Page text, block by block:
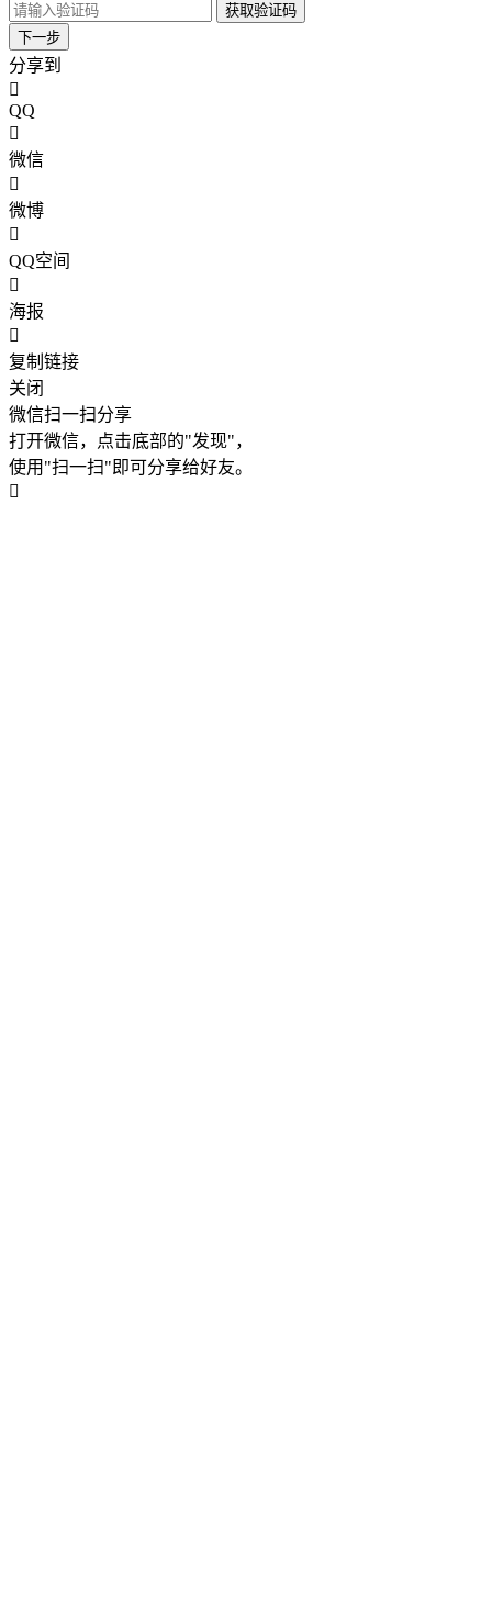
获取验证码
下一步
分享到
QQ
微信
微博
QQ空间
海报
复制链接
关闭
微信扫一扫分享
打开微信，点击底部的"发现"，
使用"扫一扫"即可分享给好友。